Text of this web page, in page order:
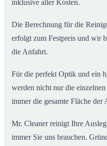
inklusive aller Kosten.
Die Berechnung für die
erfolgt zum Festpreis und wir
die Anfahrt.
Für die perfekt Optik und ein
werden nicht nur die
immer die gesamte Fläche der
Mr. Cleaner reinigt Ihre
immer Sie uns brauchen.